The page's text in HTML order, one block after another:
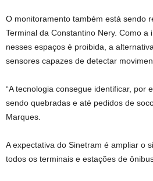
O monitoramento também está sendo
Terminal da Constantino Nery. Como a
nesses espaços é proibida, a
sensores capazes de detectar
“A tecnologia consegue identificar, por
sendo quebradas e até pedidos de
Marques.
A expectativa do Sinetram é ampliar o
todos os terminais e estações de